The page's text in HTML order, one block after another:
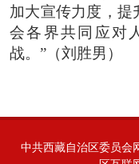
加大宣传力度，提
会各界共同应对
战。” （刘胜男）
中共西藏自治区委员会